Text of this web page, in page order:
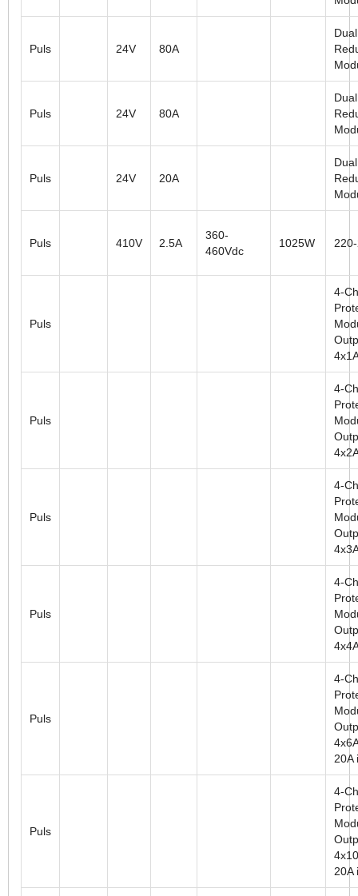
Puls 24V 80A
Puls 24V 80A
Puls 24V 20A
Puls 410V 2.5A
360-
460Vdc
1025W
Puls
4-
Puls
4-
Puls
4-
Puls
4-
Puls
4-
20A
Puls
4-
20A